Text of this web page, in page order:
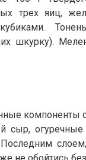
трех яиц,
шкурку).
компоненты
сыр,